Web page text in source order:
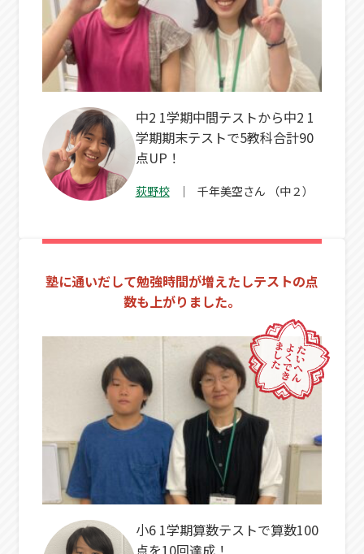
中2 1学期中間テストから中2 1
学期期末テストで5教科合計90
点UP！
荻野校 千年美空さん （中２）
塾に通いだして勉強時間が増えたしテストの点
数も上がりました。
小6 1学期算数テストで算数100
点を10回達成！